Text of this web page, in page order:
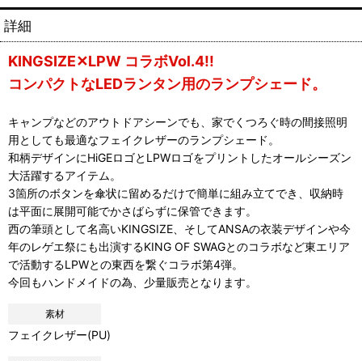
詳細
KINGSIZE✕LPW コラボVol.4!!
コンパクトなLEDランタン用のランプシェード。
キャンプなどのアウトドアシーンでも、家でくつろぐ時の間接照明
用としても最適なフェイクレザーのランプシェード。
和柄デザインにHiGEロゴとLPWロゴをプリントしたオールシーズン
大活躍するアイテム。
3箇所のボタンを傘状に留めるだけで簡単に組み立てでき、収納時
は平面に展開可能でかさばらずに保管できます。
西の筆頭として名高いKINGSIZE、そしてANSAの衣装デザインや今
年のレゲエ祭にも出演するKING OF SWAGとのコラボなど東エリア
で活動するLPWとの東西を繋ぐコラボ第4弾。
今回もハンドメイドの為、少量販売となります。
素材
フェイクレザー(PU)